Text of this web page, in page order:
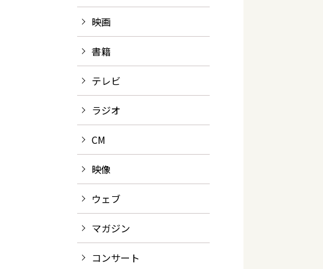
映画
書籍
テレビ
ラジオ
CM
映像
ウェブ
マガジン
コンサート